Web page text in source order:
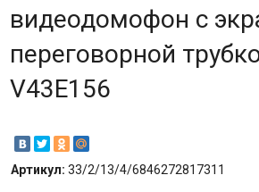
видеодомофон с
переговорной
V43E156
Артикул: 33/2/13/4/6846272817311